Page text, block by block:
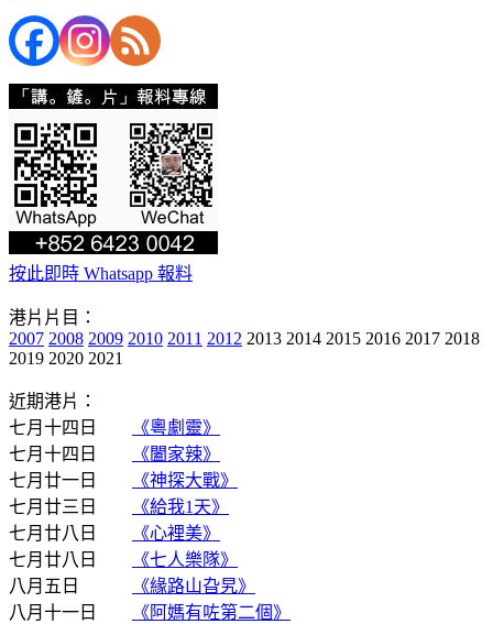
按此即時 Whatsapp 報料
港片片目：
2007 2008 2009 2010 2011 2012 2013 2014 2015 2016 2017 2018
2019 2020 2021
近期港片：
七月十四日
《粵劇靈》
七月十四日
《闔家辣》
七月廿一日
《神探大戰》
七月廿三日
《給我1天》
七月廿八日
《心裡美》
七月廿八日
《七人樂隊》
八月五日
《緣路山旮旯》
八月十一日
《阿媽有咗第二個》